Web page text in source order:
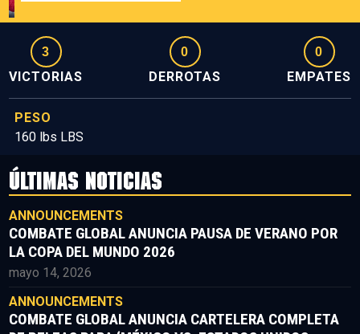
3
VICTORIAS
0
DERROTAS
0
EMPATES
PESO
160 lbs LBS
ÚLTIMAS NOTICIAS
ANNOUNCEMENTS
COMBATE GLOBAL ANUNCIA PAUSA DE VERANO POR
LA COPA DEL MUNDO 2026
mayo 14, 2026
ANNOUNCEMENTS
COMBATE GLOBAL ANUNCIA CARTELERA COMPLETA